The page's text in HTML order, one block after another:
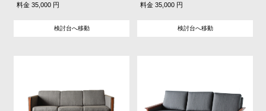
料金 35,000 円
検討台へ移動
料金 35,000 円
検討台へ移動